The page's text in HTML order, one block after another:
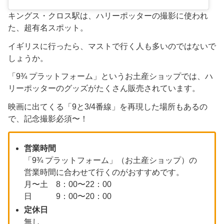
キングス・クロス駅は、ハリーポッターの撮影に使われ
た、超有名スポット。
イギリスに行ったら、マストで行く人も多いのではないで
しょうか。
「9¾ プラットフォーム」というお土産ショップでは、ハ
リーポッターのグッズがたくさん販売されています。
映画に出てくる「9と3/4番線」を再現した場所もあるの
で、記念撮影必須〜！
営業時間
「9¾ プラットフォーム」（お土産ショップ）の
営業時間に合わせて行くのがおすすめです。
月〜土 8：00〜22：00
日 9：00〜20：00
定休日
無し